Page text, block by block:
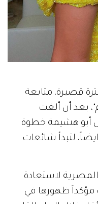
قصيرة، متابعة
بعد أن ألغت
أبو هشيمة خطوة
لتبدأ شائعات
المصرية لاستعادة
مؤكداً ظهورها في